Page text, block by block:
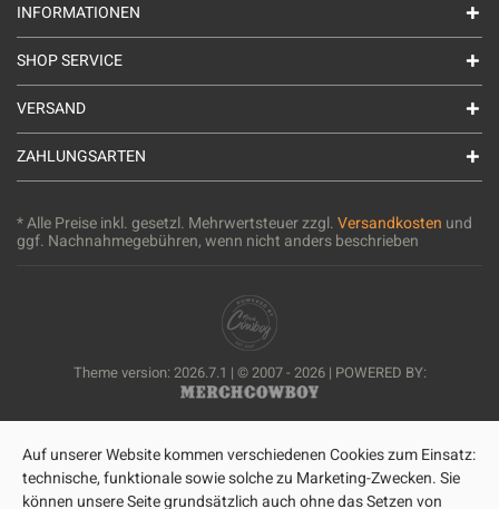
INFORMATIONEN
SHOP SERVICE
VERSAND
ZAHLUNGSARTEN
* Alle Preise inkl. gesetzl. Mehrwertsteuer zzgl.Versandkosten und
ggf. Nachnahmegebühren, wenn nicht anders beschrieben
Theme version: 2026.7.1 | © 2007 - 2026 | POWERED BY:
Auf unserer Website kommen verschiedenen Cookies zum Einsatz:
technische, funktionale sowie solche zu Marketing-Zwecken. Sie
können unsere Seite grundsätzlich auch ohne das Setzen von